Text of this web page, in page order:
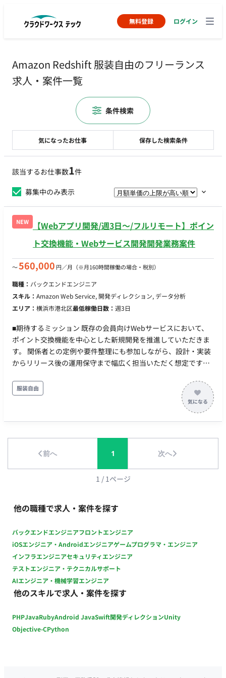
無料登録 ログイン
Amazon Redshift 服装自由のフリーランス
求人・案件一覧
該当するお仕事数1件
募集中のみ表示
NEW
【Webアプリ開発/週3日〜/フルリモート】ポイン
ト交換機能・Webサービス開発開発業務案件
〜560,000 円／月 （※月160時間稼働の場合・税別）
職種： バックエンドエンジニア
スキル： Amazon Web Service, 開発ディレクション, データ分析
エリア： 横浜市港北区最低稼働日数： 週3日
■期待するミッション 既存の会員向けWebサービスにおいて、
ポイント交換機能を中心とした新規開発を推進していただきま
す。 関係者との定例や要件整理にも参加しながら、設計・実装
からリリース後の運用保守まで幅広く担当いただく想定です。
ター等のカテゴリ別商品一覧・フィルタリング機能の開発 ・商
品詳細画面の開発 ・保有ポイントの表示、ポイント交換処理の
開発 ・ポイント交換時のトランザクション処理 ・配送先情報の
入力・確認フォームの開発 ・ポイント交換完了までの一連の機
を管理する機能の開発 【要件整理・開発推進】 ・週次の関係者
定例への参加 ・バックログ上のガントチャートを用いた開発進
捗の説明 ・機能要件のヒアリング、整理・取りまとめ ・毎週金
チャートを用いた開発進捗のご説明／機能要件の吸い上げ・お
まとめ ・新規開発 ∟「グッズやデジタルコンテンツとのポイン
・上記に伴うCD（継続的デリバリー／デプロイ等）の運用方針
の検討・対応 ・運用保守 ＊24/365のサーバー運用保守は別業
者が担当 ∟お問い合わせ対応（コレクションバッジ/ポイントの
臨時付与、既存ロジックの新規バッジ追加） ∟システムエラー
の調査や修正（バッジ/ポイント付与エラー、X APIエラーな
ど） 【DB】 ・Amazon Aurora 【インフラ】 ・AWS ・Amazon
CloudWatch ・Amazon Route 53 ・Application Load
Balancer ・AWS Certificate Manager ・AWS Secrets Manager
服装自由
前へ 1 次へ
1 / 1ページ
他の職種で求人・案件を探す
バックエンドエンジニアフロントエンジニア
iOSエンジニア・Androidエンジニアゲームプログラマ・エンジニア
インフラエンジニアセキュリティエンジニア
テストエンジニア・テクニカルサポート
AIエンジニア・機械学習エンジニア
他のスキルで求人・案件を探す
PHPJavaRubyAndroid JavaSwift開発ディレクションUnity
Objective-CPython
気になったお仕事 保存した検索条件
条件検索